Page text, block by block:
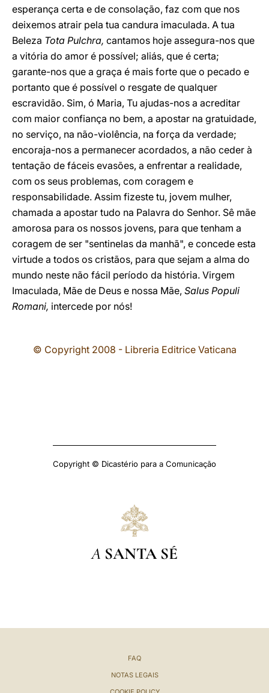
esperança certa e de consolação, faz com que nos
deixemos atrair pela tua candura imaculada. A tua
Beleza Tota Pulchra, cantamos hoje assegura-nos que
a vitória do amor é possível; aliás, que é certa;
garante-nos que a graça é mais forte que o pecado e
portanto que é possível o resgate de qualquer
escravidão. Sim, ó Maria, Tu ajudas-nos a acreditar
com maior confiança no bem, a apostar na gratuidade,
no serviço, na não-violência, na força da verdade;
encoraja-nos a permanecer acordados, a não ceder à
tentação de fáceis evasões, a enfrentar a realidade,
com os seus problemas, com coragem e
responsabilidade. Assim fizeste tu, jovem mulher,
chamada a apostar tudo na Palavra do Senhor. Sê mãe
amorosa para os nossos jovens, para que tenham a
coragem de ser "sentinelas da manhã", e concede esta
virtude a todos os cristãos, para que sejam a alma do
mundo neste não fácil período da história. Virgem
Imaculada, Mãe de Deus e nossa Mãe, Salus Populi
Romani, intercede por nós!
© Copyright 2008 - Libreria Editrice Vaticana
Copyright © Dicastério para a Comunicação
A SANTA SÉ
FAQ
NOTAS LEGAIS